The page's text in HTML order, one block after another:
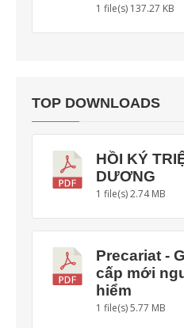
1 file(s) 137.27 KB
TOP DOWNLOADS
HỒI KÝ
DƯƠNG
1 file(s)2.74 MB
Precariat -
cấp mới
hiểm
1 file(s)5.77 MB